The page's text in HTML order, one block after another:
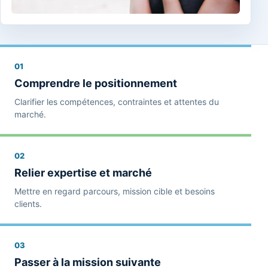
01
Comprendre le positionnement
Clarifier les compétences, contraintes et attentes du
marché.
02
Relier expertise et marché
Mettre en regard parcours, mission cible et besoins
clients.
03
Passer à la mission suivante